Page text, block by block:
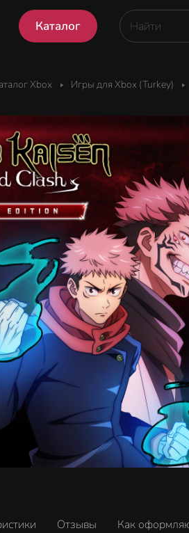
Каталог
Xbox Игры для Xbox (Turkey)
Отзывы Как